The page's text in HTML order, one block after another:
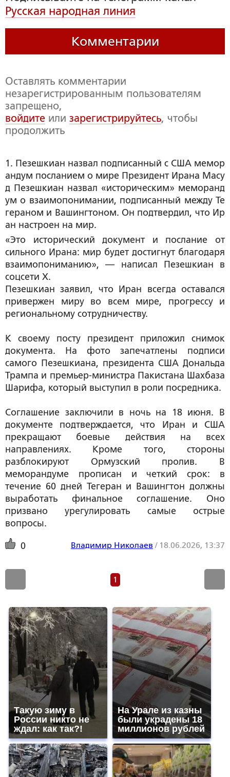
Русская народная линия
Комментарии
Оставлять комментарии
незарегистрированным пользователям
запрещено,
войдите или зарегистрируйтесь, чтобы
продолжить
1. Пезешкиан назвал подписанный с США мемор
андум посланием о мире Президент Ирана Масу
д Пезешкиан назвал «историческим» меморанд
ум о взаимопонимании, подписанный между Те
гераном и Вашингтоном. Он подтвердил, что Ир
ан настроен на мир.
«Это исторический документ и послание от
сильного Ирана: мир будет достигнут благодаря
взаимопониманию», — написал Пезешкиан в
соцсети X.
Пезешкиан заявил, что Иран всегда оставался
привержен миру во всем мире, прогрессу и
региональному сотрудничеству.
К своему посту президент приложил снимок
документа. На фото запечатлены подписи
самого Пезешкиана, президента США Дональда
Трампа и премьер-министра Пакистана Шахбаза
Шарифа, который выступил в роли посредника.
Соглашение заключили в ночь на 18 июня. В
документе подтверждается, что Иран и США
прекращают боевые действия на всех
направлениях. Кроме того, стороны
разблокируют Ормузский пролив. В
меморандуме прописан и четкий срок: в
течение 60 дней Тегеран и Вашингтон должны
выработать финальное соглашение. Оно
призвано урегулировать самые острые
вопросы.
0 Владимир Николаев / 18.06.2026, 13:37
1
Такую зиму в
России никто не
ждал: как так?!
На Урале из казны
были украдены 18
миллионов рублей